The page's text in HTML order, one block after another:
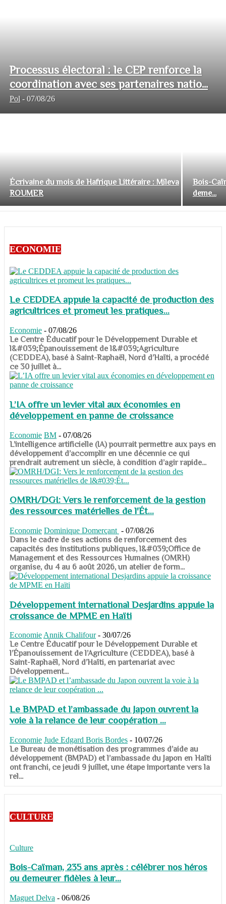
Processus électoral : le CEP renforce la
coordination avec ses partenaires natio...
Pol - 07/08/26
Écrivaine du mois de Hafrique Littéraire : Mileva
ROUMER
Bois-
deme...
ECONOMIE
Le CEDDEA appuie la capacité de production des
agricultrices et promeut les pratiques...
Economie - 07/08/26
​​​​​​​Le Centre Éducatif pour le Développement Durable et
l&#039;Épanouissement de l&#039;Agriculture
(CEDDEA), basé à Saint-Raphaël, Nord d’Haïti, a procédé
ce 30 juillet à...
L’IA offre un levier vital aux économies en
développement en panne de croissance
Economie BM - 07/08/26
​​​​​​​L’intelligence artificielle (IA) pourrait permettre aux pays en
développement d’accomplir en une décennie ce qui
prendrait autrement un siècle, à condition d’agir rapide...
OMRH/DGI: Vers le renforcement de la gestion
des ressources matérielles de l'Ét...
Economie Dominique Domerçant - 07/08/26
Dans le cadre de ses actions de renforcement des
capacités des institutions publiques, l&#039;Office de
Management et des Ressources Humaines (OMRH)
organise, du 4 au 6 août 2026, un atelier de form...
Développement international Desjardins appuie la
croissance de MPME en Haïti
Economie Annik Chalifour - 30/07/26
​​​​​​​Le Centre Éducatif pour le Développement Durable et
l’Épanouissement de l’Agriculture (CEDDEA), basé à
Saint-Raphaël, Nord d’Haïti, en partenariat avec
Développement...
Le BMPAD et l’ambassade du Japon ouvrent la
voie à la relance de leur coopération ...
Economie Jude Edgard Boris Bordes - 10/07/26
​​​​​​​Le Bureau de monétisation des programmes d’aide au
développement (BMPAD) et l’ambassade du Japon en Haïti
ont franchi, ce jeudi 9 juillet, une étape importante vers la
rel...
CULTURE
Culture
Bois-Caïman, 235 ans après : célébrer nos héros
ou demeurer fidèles à leur...
Maguet Delva - 06/08/26